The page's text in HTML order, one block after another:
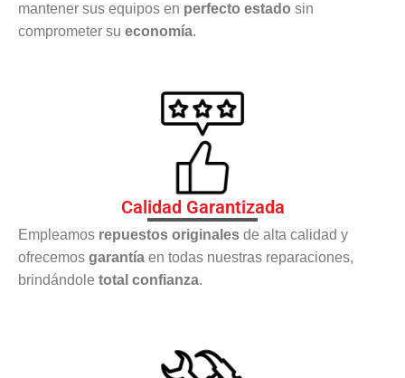
mantener sus equipos en perfecto estado sin
comprometer su economía.
Calidad Garantizada
Empleamos repuestos originales de alta calidad y
ofrecemos garantía en todas nuestras reparaciones,
brindándole total confianza.